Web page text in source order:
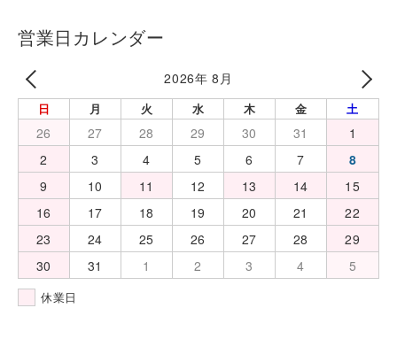
営業日カレンダー
2026年 8月
日 月 火 水 木 金 土
26 27 28 29 30 31
1
2
3 4 5 6 7
8
9
10 11 12 13 14
15
16
17 18 19 20 21
22
23
24 25 26 27 28
29
30
31 1 2 3 4 5
休業日